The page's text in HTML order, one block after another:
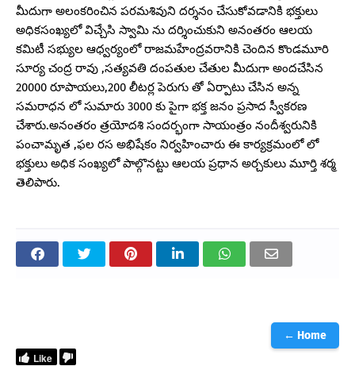
మీదుగా అలంకరించిన పరమశివుని దర్శనం చేసుకోవడానికి భక్తులు
అధికసంఖ్యలో విచ్చేసి స్వామి ను దర్శించుకుని అనంతరం ఆలయ
కమిటీ సభ్యుల ఆధ్వర్యంలో రాజమహేంద్రవరానికి చెందిన కొండమూరి
సూర్య చంద్ర రావు ,సత్యవతి దంపతుల చేతుల మీదుగా అందచేసిన
20000 రూపాయలు,200 లీటర్ల పెరుగు తో ఏర్పాటు చేసిన అన్న
సమరాధన లో సుమారు 3000 కు పైగా భక్త జనం ప్రసాద స్వీకరణ
చేశారు.అనంతరం త్రయోదశి సందర్భంగా సాయంత్రం నందీశ్వరునికి
పంచామృత ,ఫల రస అభిషేకం నిర్వహించారు ఈ కార్యక్రమంలో లో
భక్తులు అధిక సంఖ్యలో పాల్గొనట్టు ఆలయ ప్రధాన అర్చకులు మూర్తి శర్మ
తెలిపారు.
← Home
Like